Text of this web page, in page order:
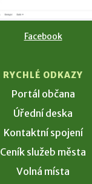
Facebook
RYCHLÉ ODKAZY
Portál občana
Úřední deska
Kontaktní spojení
Ceník služeb města
Volná místa